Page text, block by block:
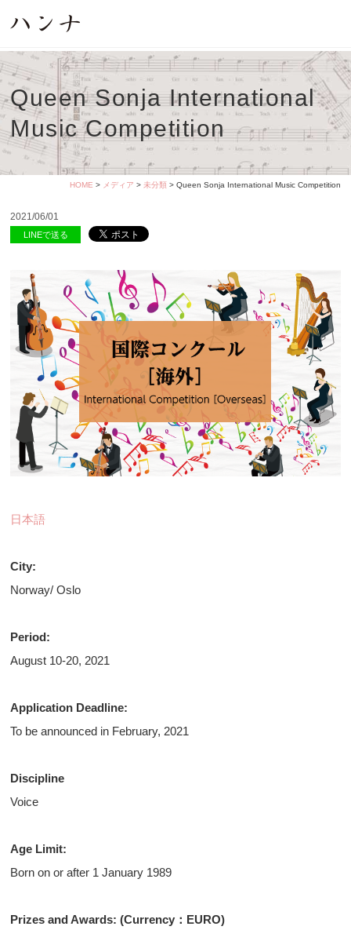
Queen Sonja International
Music Competition
HOME > メディア > 未分類> Queen Sonja International Music Competition
2021/06/01
LINEで送る
日本語
City:
Norway/ Oslo
Period:
August 10-20, 2021
Application Deadline:
To be announced in February, 2021
Discipline
Voice
Age Limit:
Born on or after 1 January 1989
Prizes and Awards: (Currency：EURO)